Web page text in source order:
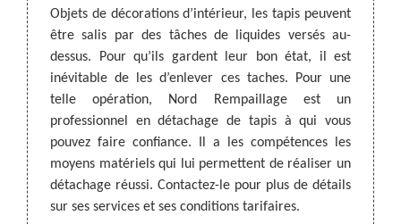
ARTISAN DEZITTER , REMPAILLAGE -
CANNAGE - RECOLLAGE, 59 NORD
du
un
le
avec
de
un
Objets de décorations d’intérieur, les tapis peuvent
être salis par des tâches de liquides versés au-
dessus. Pour qu’ils gardent leur bon état, il est
inévitable de les d’enlever ces taches. Pour une
telle opération, Nord Rempaillage est un
professionnel en détachage de tapis à qui vous
pouvez faire confiance. Il a les compétences les
moyens matériels qui lui permettent de réaliser un
détachage réussi. Contactez-le pour plus de détails
sur ses services et ses conditions tarifaires.
suit e
Pour
dans
est